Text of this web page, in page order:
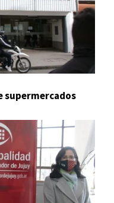
supermercados